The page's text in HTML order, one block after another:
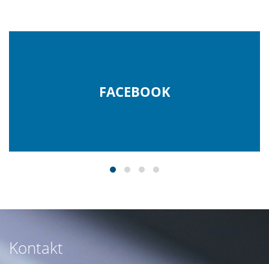
FACEBOOK
Kontakt